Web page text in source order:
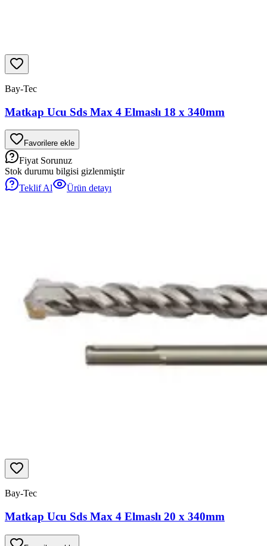
Bay-Tec
Matkap Ucu Sds Max 4 Elmaslı 18 x 340mm
Favorilere ekle
Fiyat Sorunuz
Stok durumu bilgisi gizlenmiştir
Teklif Al
Ürün detayı
Bay-Tec
Matkap Ucu Sds Max 4 Elmaslı 20 x 340mm